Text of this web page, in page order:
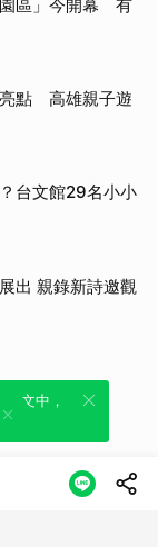
區」今開幕 有
亮點 高雄親子遊
台文館29名小小
出 親錄新詩邀觀
文中，